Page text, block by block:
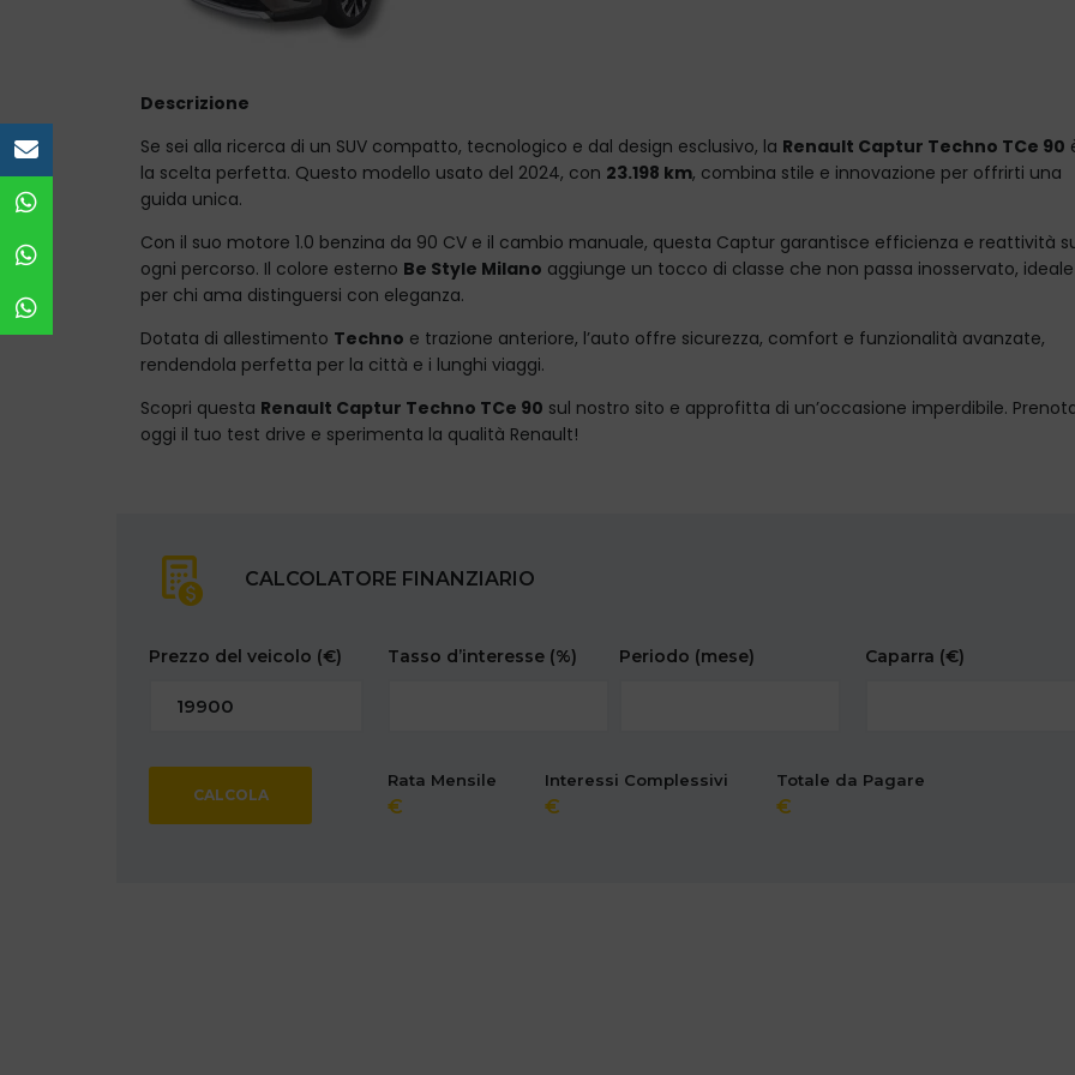
Descrizione
Se sei alla ricerca di un SUV compatto, tecnologico e dal design esclusivo, la Renault Captur Techno TCe 90
la scelta perfetta. Questo modello usato del 2024, con 23.198 km, combina stile e innovazione per offrirti una
guida unica.
Con il suo motore 1.0 benzina da 90 CV e il cambio manuale, questa Captur garantisce efficienza e reattività
ogni percorso. Il colore esterno Be Style Milano aggiunge un tocco di classe che non passa inosservato, ideale
per chi ama distinguersi con eleganza.
Dotata di allestimento Techno e trazione anteriore, l’auto offre sicurezza, comfort e funzionalità avanzate,
rendendola perfetta per la città e i lunghi viaggi.
Scopri questa Renault Captur Techno TCe 90 sul nostro sito e approfitta di un’occasione imperdibile.
oggi il tuo test drive e sperimenta la qualità Renault!
CALCOLATORE FINANZIARIO
Prezzo del veicolo (€) Tasso d’interesse (%) Periodo (mese) Caparra (€)
CALCOLA
Rata Mensile Interessi Complessivi Totale da Pagare
WhatsApp vendita
Officina Nola
Officina Avellino